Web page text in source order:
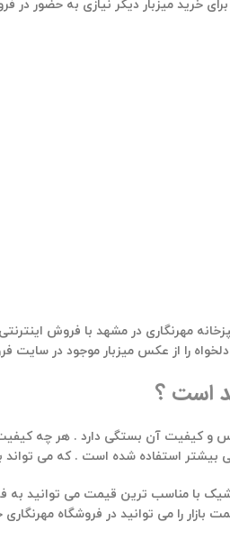
مهرنگاری در مشهد با فروش
است ؟
و کیفیت آن بستگی دارد . هر چه کیفیت
شیک با مناسب ترین قیمت می توانید به